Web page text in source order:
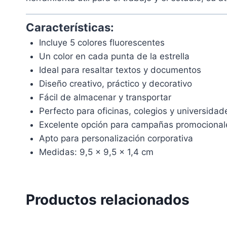
Características:
Incluye 5 colores fluorescentes
Un color en cada punta de la estrella
Ideal para resaltar textos y documentos
Diseño creativo, práctico y decorativo
Fácil de almacenar y transportar
Perfecto para oficinas, colegios y
Excelente opción para campañas
Apto para personalización corporativa
Medidas: 9,5 x 9,5 x 1,4 cm
Productos relacionados